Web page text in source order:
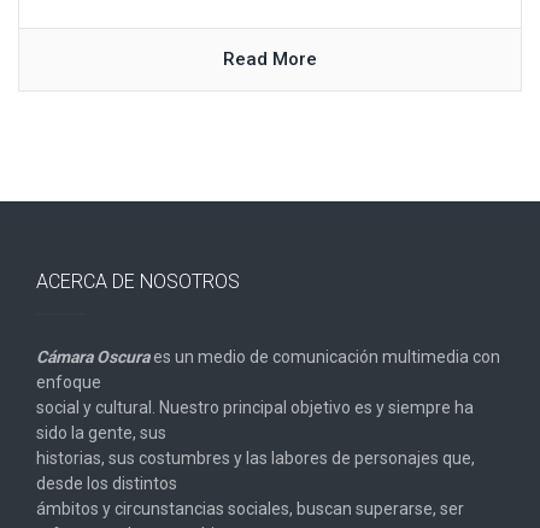
Read More
ACERCA DE NOSOTROS
Cámara Oscuraes un medio de comunicación multimedia con
enfoque
social y cultural. Nuestro principal objetivo es y siempre ha
sido la gente, sus
historias, sus costumbres y las labores de personajes que,
desde los distintos
ámbitos y circunstancias sociales, buscan superarse, ser